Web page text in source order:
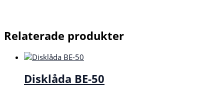
Relaterade produkter
Disklåda BE-50